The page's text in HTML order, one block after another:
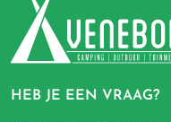
HEB JE EEN VRAAG?